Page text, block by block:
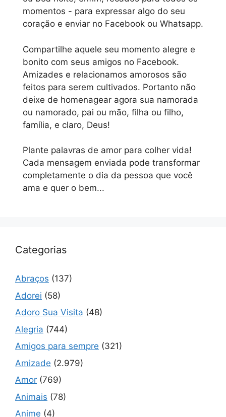
momentos - para expressar algo do seu
coração e enviar no Facebook ou Whatsapp.
Compartilhe aquele seu momento alegre e
bonito com seus amigos no Facebook.
Amizades e relacionamos amorosos são
feitos para serem cultivados. Portanto não
deixe de homenagear agora sua namorada
ou namorado, pai ou mão, filha ou filho,
família, e claro, Deus!
Plante palavras de amor para colher vida!
Cada mensagem enviada pode transformar
completamente o dia da pessoa que você
ama e quer o bem...
Categorias
Abraços (137)
Adorei (58)
Adoro Sua Visita (48)
Alegria (744)
Amigos para sempre (321)
Amizade (2.979)
Amor (769)
Animais (78)
Anime (4)